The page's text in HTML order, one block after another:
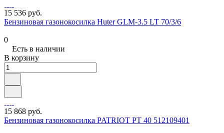
15 536 руб.
Бензиновая газонокосилка Huter GLM-3.5 LT 70/3/6
0
Есть в наличии
В корзину
15 868 руб.
Бензиновая газонокосилка PATRIOT PT 40 512109401